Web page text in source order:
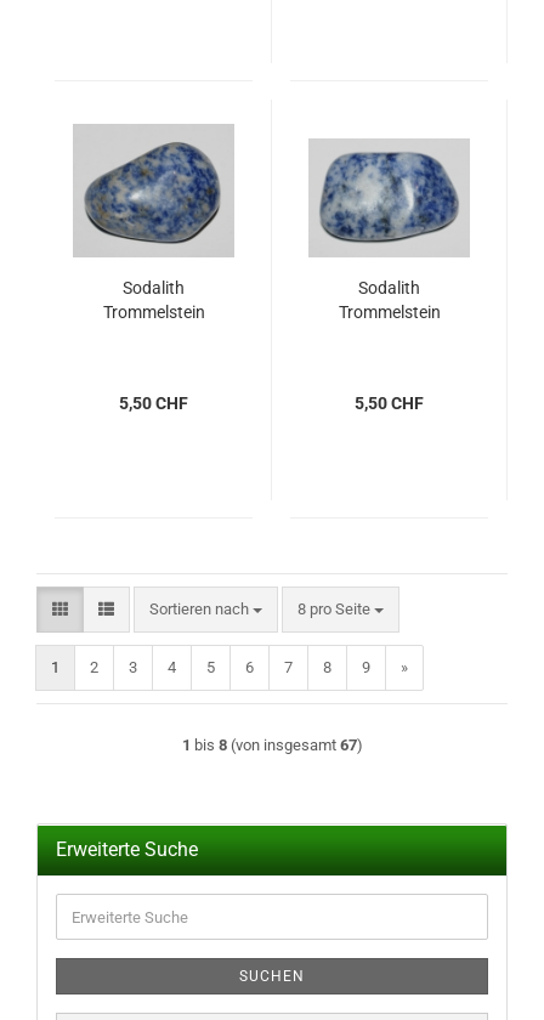
Sodalith
Trommelstein
5,50 CHF
Sodalith
Trommelstein
5,50 CHF
Sortieren nach
Sortieren nach 8 pro Seite
pro Seite
1 2 3 4 5 6 7 8 9 »
1 bis 8(von insgesamt 67)
Erweiterte Suche
Suche
SUCHEN